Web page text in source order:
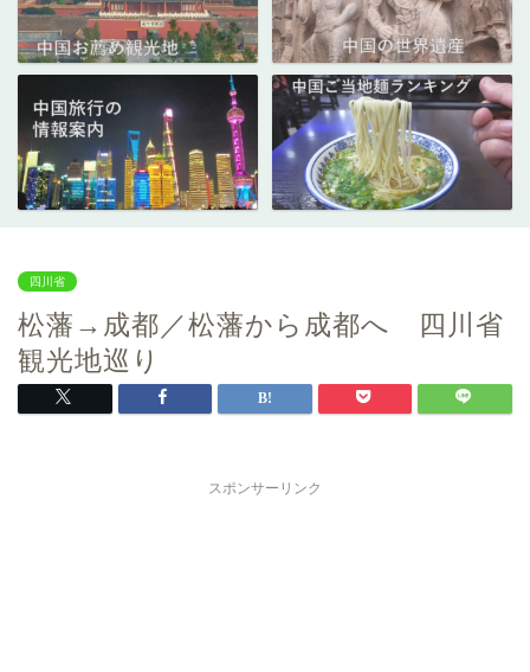
四川省
松藩→成都／松藩から成都へ 四川省
観光地巡り
スポンサーリンク